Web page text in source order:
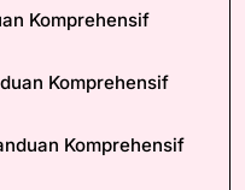
Komprehensif
Komprehensif
Komprehensif